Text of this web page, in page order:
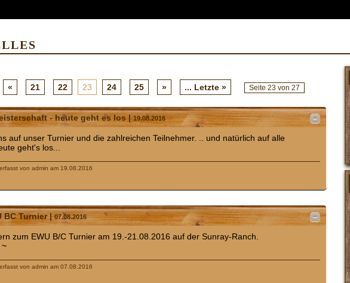
Seite 23 von 27
« 21 22 23 24 25 » ... Letzte »
- heute geht es los |19.08.2016
auf unser Turnier und die zahlreichen Teilnehmer. .. und natürlich auf alle
geht's los...
von admin am 19.08.2016
BC Turnier |07.08.2016
zum EWU B/C Turnier am 19.-21.08.2016 auf der Sunray-Ranch.
von admin am 07.08.2016